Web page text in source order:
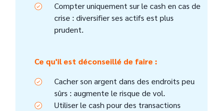
Compter uniquement sur le cash en cas de
crise : diversifier ses actifs est plus
prudent.
Ce qu'il est déconseillé de faire :
Cacher son argent dans des endroits peu
sûrs : augmente le risque de vol.
Utiliser le cash pour des transactions